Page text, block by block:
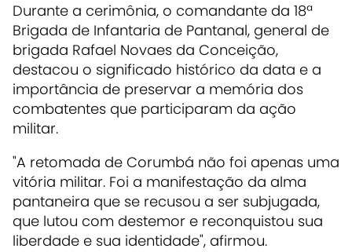
Durante a cerimônia, o comandante da 18ª
Brigada de Infantaria de Pantanal, general de
brigada Rafael Novaes da Conceição,
destacou o significado histórico da data e a
importância de preservar a memória dos
combatentes que participaram da ação
militar.
"A retomada de Corumbá não foi apenas uma
vitória militar. Foi a manifestação da alma
pantaneira que se recusou a ser subjugada,
que lutou com destemor e reconquistou sua
liberdade e sua identidade", afirmou.